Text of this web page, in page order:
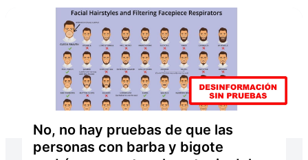
No, no hay pruebas de que las
personas con barba y bigote